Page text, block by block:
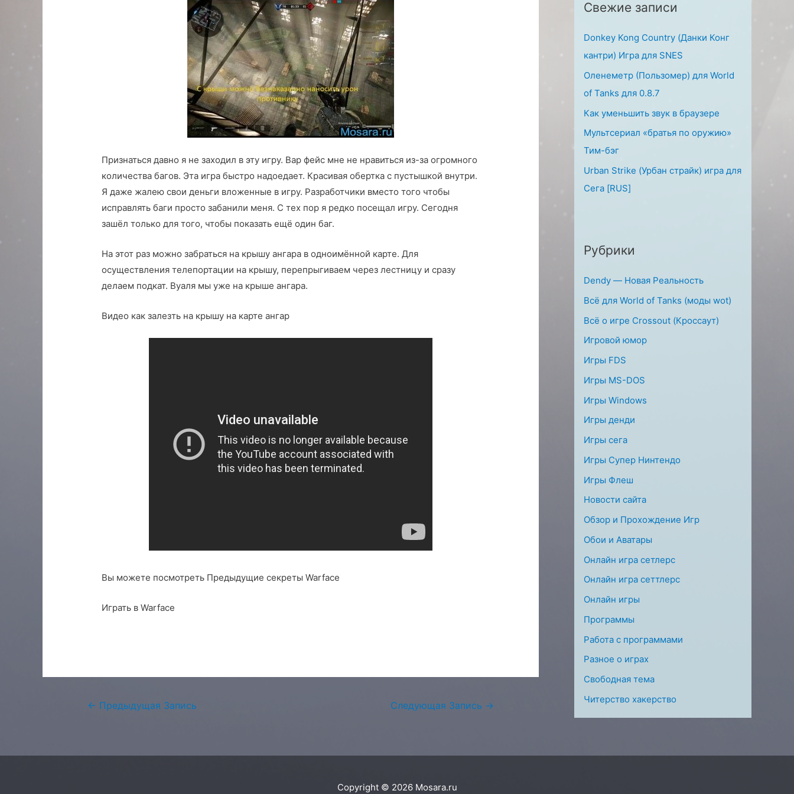
Признаться давно я не заходил в эту игру. Вар фейс мне не нравиться из-за огромного
количества багов. Эта игра быстро надоедает. Красивая обертка с пустышкой внутри.
Я даже жалею свои деньги вложенные в игру. Разработчики вместо того чтобы
исправлять баги просто забанили меня. С тех пор я редко посещал игру. Сегодня
зашёл только для того, чтобы показать ещё один баг.
На этот раз можно забраться на крышу ангара в одноимённой карте. Для
осуществления телепортации на крышу, перепрыгиваем через лестницу и сразу
делаем подкат. Вуаля мы уже на крыше ангара.
Видео как залезть на крышу на карте ангар
Вы можете посмотреть Предыдущие секреты Warface
Играть в Warface
Навигация
← Предыдущая Запись Следующая Запись →
:Свежие записи
Donkey Kong Country (Данки Конг
кантри) Игра для SNES
Оленеметр (Пользомер) для World
of Tanks для 0.8.7
Как уменьшить звук в браузере
Мультсериал «братья по оружию»
Тим-бэг
Urban Strike (Урбан страйк) игра для
Сега [RUS]
Рубрики
Dendy — Новая Реальность
Всё для World of Tanks (моды wot)
Всё о игре Crossout (Кроссаут)
Игровой юмор
Игры FDS
Игры MS-DOS
Игры Windows
Игры денди
Игры сега
Игры Супер Нинтендо
Игры Флеш
Новости сайта
Обзор и Прохождение Игр
Обои и Аватары
Онлайн игра сетлерс
Онлайн игра сеттлерс
Онлайн игры
Программы
Работа с программами
Разное о играх
Свободная тема
Читерство хакерство
Copyright © 2026 Mosara.ru